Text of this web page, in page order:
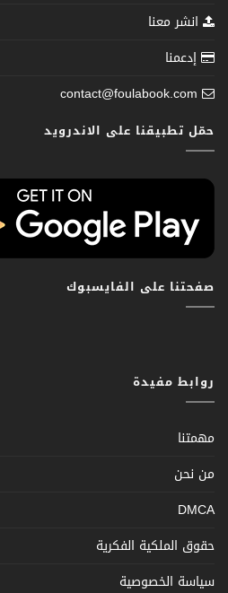
انشر معنا
إدعمنا
contact@foulabook.com
حمّل تطبيقنا على الاندرويد
صفحتنا على الفايسبوك
روابط مفيدة
مهمتنا
من نحن
DMCA
حقوق الملكية الفكرية
سياسة الخصوصية